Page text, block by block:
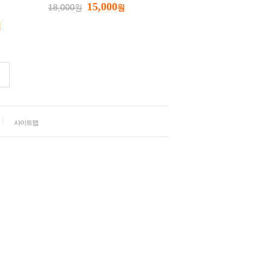
18,000원 15,000원
사이트맵